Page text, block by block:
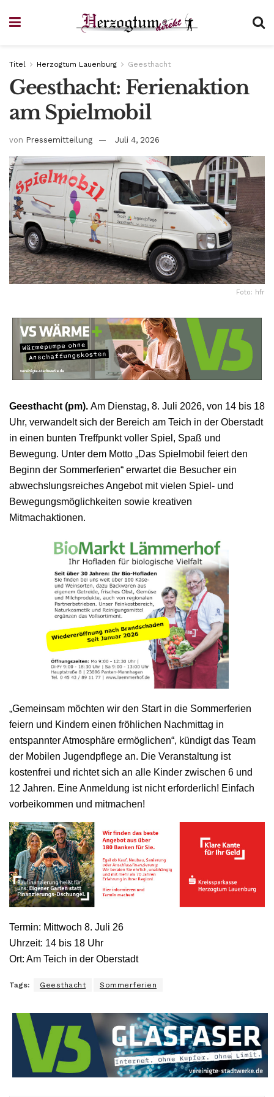
Titel Herzogtum Lauenburg Geesthacht
Geesthacht: Ferienaktion
am Spielmobil
von Pressemitteilung Juli 4, 2026
Foto: hfr
Geesthacht (pm). Am Dienstag, 8. Juli 2026, von 14 bis 18
Uhr, verwandelt sich der Bereich am Teich in der Oberstadt
in einen bunten Treffpunkt voller Spiel, Spaß und
Bewegung. Unter dem Motto „Das Spielmobil feiert den
Beginn der Sommerferien“ erwartet die Besucher ein
abwechslungsreiches Angebot mit vielen Spiel- und
Bewegungsmöglichkeiten sowie kreativen
Mitmachaktionen.
„Gemeinsam möchten wir den Start in die Sommerferien
feiern und Kindern einen fröhlichen Nachmittag in
entspannter Atmosphäre ermöglichen“, kündigt das Team
der Mobilen Jugendpflege an. Die Veranstaltung ist
kostenfrei und richtet sich an alle Kinder zwischen 6 und
12 Jahren. Eine Anmeldung ist nicht erforderlich! Einfach
vorbeikommen und mitmachen!
Termin: Mittwoch 8. Juli 26
Uhrzeit: 14 bis 18 Uhr
Ort: Am Teich in der Oberstadt
Tags: Geesthacht Sommerferien